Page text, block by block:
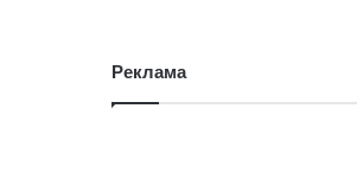
Реклама